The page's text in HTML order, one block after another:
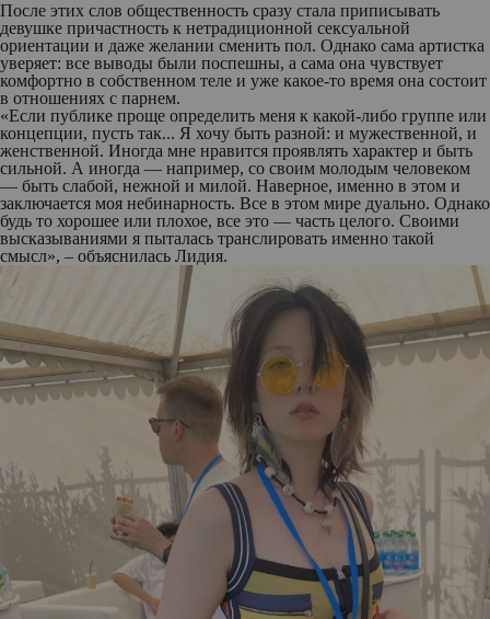
После этих слов общественность сразу стала приписывать
девушке причастность к нетрадиционной сексуальной
ориентации и даже желании сменить пол. Однако сама артистка
уверяет: все выводы были поспешны, а сама она чувствует
комфортно в собственном теле и уже какое-то время она состоит
в отношениях с парнем.
«Если публике проще определить меня к какой-либо группе или
концепции, пусть так... Я хочу быть разной: и мужественной, и
женственной. Иногда мне нравится проявлять характер и быть
сильной. А иногда — например, со своим молодым человеком
— быть слабой, нежной и милой. Наверное, именно в этом и
заключается моя небинарность. Все в этом мире дуально. Однако
будь то хорошее или плохое, все это — часть целого. Своими
высказываниями я пыталась транслировать именно такой
смысл», – объяснилась Лидия.